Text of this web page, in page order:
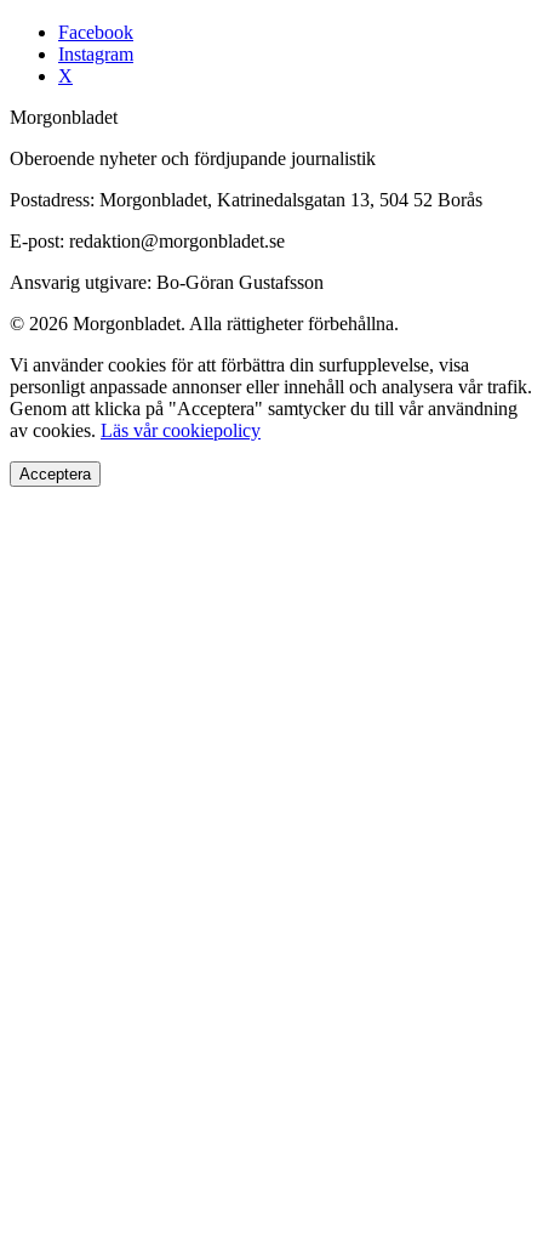
Facebook
Instagram
X
Morgonbladet
Oberoende nyheter och fördjupande journalistik
Postadress: Morgonbladet, Katrinedalsgatan 13, 504 52 Borås
E-post: redaktion@morgonbladet.se
Ansvarig utgivare: Bo-Göran Gustafsson
© 2026 Morgonbladet. Alla rättigheter förbehållna.
Vi använder cookies för att förbättra din surfupplevelse, visa
personligt anpassade annonser eller innehåll och analysera vår trafik.
Genom att klicka på "Acceptera" samtycker du till vår användning
av cookies. Läs vår cookiepolicy
Acceptera